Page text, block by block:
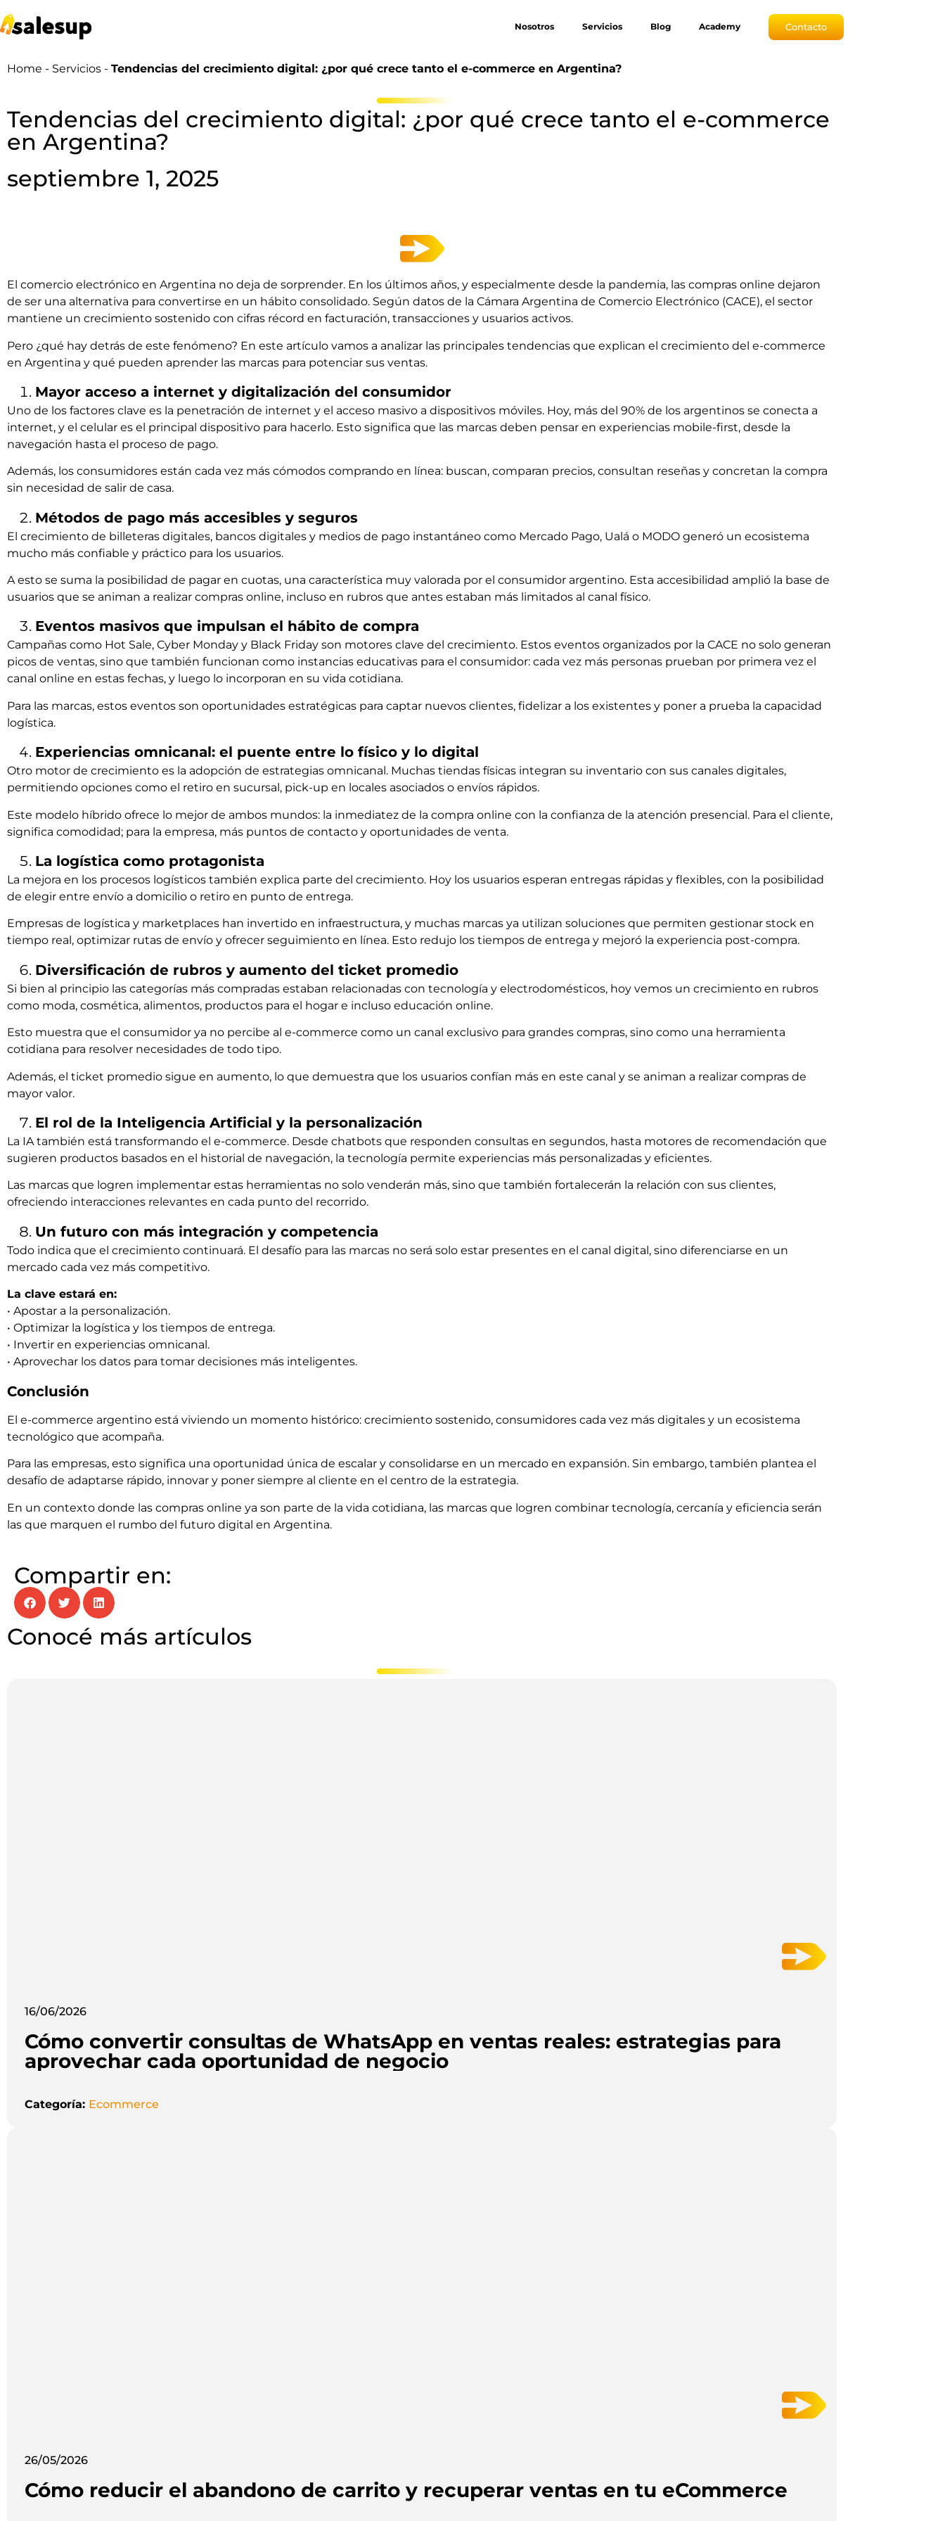
Nosotros Servicios Blog Academy Contacto
Home - Servicios - Tendencias del crecimiento digital: ¿por qué crece tanto el e-commerce en Argentina?
Tendencias del crecimiento digital: ¿por qué crece tanto el e-commerce
en Argentina?
septiembre 1, 2025
El comercio electrónico en Argentina no deja de sorprender. En los últimos años, y especialmente desde la pandemia, las compras online dejaron
de ser una alternativa para convertirse en un hábito consolidado. Según datos de la Cámara Argentina de Comercio Electrónico (CACE), el sector
mantiene un crecimiento sostenido con cifras récord en facturación, transacciones y usuarios activos.
Pero ¿qué hay detrás de este fenómeno? En este artículo vamos a analizar las principales tendencias que explican el crecimiento del e-commerce
en Argentina y qué pueden aprender las marcas para potenciar sus ventas.
Mayor acceso a internet y digitalización del consumidor
Uno de los factores clave es la penetración de internet y el acceso masivo a dispositivos móviles. Hoy, más del 90% de los argentinos se conecta a
internet, y el celular es el principal dispositivo para hacerlo. Esto significa que las marcas deben pensar en experiencias mobile-first, desde la
navegación hasta el proceso de pago.
Además, los consumidores están cada vez más cómodos comprando en línea: buscan, comparan precios, consultan reseñas y concretan la compra
sin necesidad de salir de casa.
Métodos de pago más accesibles y seguros
El crecimiento de billeteras digitales, bancos digitales y medios de pago instantáneo como Mercado Pago, Ualá o MODO generó un ecosistema
mucho más confiable y práctico para los usuarios.
A esto se suma la posibilidad de pagar en cuotas, una característica muy valorada por el consumidor argentino. Esta accesibilidad amplió la base de
usuarios que se animan a realizar compras online, incluso en rubros que antes estaban más limitados al canal físico.
Eventos masivos que impulsan el hábito de compra
Campañas como Hot Sale, Cyber Monday y Black Friday son motores clave del crecimiento. Estos eventos organizados por la CACE no solo generan
picos de ventas, sino que también funcionan como instancias educativas para el consumidor: cada vez más personas prueban por primera vez el
canal online en estas fechas, y luego lo incorporan en su vida cotidiana.
Para las marcas, estos eventos son oportunidades estratégicas para captar nuevos clientes, fidelizar a los existentes y poner a prueba la capacidad
logística.
Experiencias omnicanal: el puente entre lo físico y lo digital
Otro motor de crecimiento es la adopción de estrategias omnicanal. Muchas tiendas físicas integran su inventario con sus canales digitales,
permitiendo opciones como el retiro en sucursal, pick-up en locales asociados o envíos rápidos.
Este modelo híbrido ofrece lo mejor de ambos mundos: la inmediatez de la compra online con la confianza de la atención presencial. Para el cliente,
significa comodidad; para la empresa, más puntos de contacto y oportunidades de venta.
La logística como protagonista
La mejora en los procesos logísticos también explica parte del crecimiento. Hoy los usuarios esperan entregas rápidas y flexibles, con la posibilidad
de elegir entre envío a domicilio o retiro en punto de entrega.
Empresas de logística y marketplaces han invertido en infraestructura, y muchas marcas ya utilizan soluciones que permiten gestionar stock en
tiempo real, optimizar rutas de envío y ofrecer seguimiento en línea. Esto redujo los tiempos de entrega y mejoró la experiencia post-compra.
Diversificación de rubros y aumento del ticket promedio
Si bien al principio las categorías más compradas estaban relacionadas con tecnología y electrodomésticos, hoy vemos un crecimiento en rubros
como moda, cosmética, alimentos, productos para el hogar e incluso educación online.
Esto muestra que el consumidor ya no percibe al e-commerce como un canal exclusivo para grandes compras, sino como una herramienta
cotidiana para resolver necesidades de todo tipo.
Además, el ticket promedio sigue en aumento, lo que demuestra que los usuarios confían más en este canal y se animan a realizar compras de
mayor valor.
El rol de la Inteligencia Artificial y la personalización
La IA también está transformando el e-commerce. Desde chatbots que responden consultas en segundos, hasta motores de recomendación que
sugieren productos basados en el historial de navegación, la tecnología permite experiencias más personalizadas y eficientes.
Las marcas que logren implementar estas herramientas no solo venderán más, sino que también fortalecerán la relación con sus clientes,
ofreciendo interacciones relevantes en cada punto del recorrido.
Un futuro con más integración y competencia
Todo indica que el crecimiento continuará. El desafío para las marcas no será solo estar presentes en el canal digital, sino diferenciarse en un
mercado cada vez más competitivo.
La clave estará en:
• Apostar a la personalización.
• Optimizar la logística y los tiempos de entrega.
• Invertir en experiencias omnicanal.
• Aprovechar los datos para tomar decisiones más inteligentes.
Conclusión
El e-commerce argentino está viviendo un momento histórico: crecimiento sostenido, consumidores cada vez más digitales y un ecosistema
tecnológico que acompaña.
Para las empresas, esto significa una oportunidad única de escalar y consolidarse en un mercado en expansión. Sin embargo, también plantea el
desafío de adaptarse rápido, innovar y poner siempre al cliente en el centro de la estrategia.
En un contexto donde las compras online ya son parte de la vida cotidiana, las marcas que logren combinar tecnología, cercanía y eficiencia serán
las que marquen el rumbo del futuro digital en Argentina.
Compartir en:
Conocé más artículos
16/06/2026
Cómo convertir consultas de WhatsApp en ventas reales: estrategias para
aprovechar cada oportunidad de negocio
Categoría: Ecommerce
26/05/2026
Cómo reducir el abandono de carrito y recuperar ventas en tu eCommerce